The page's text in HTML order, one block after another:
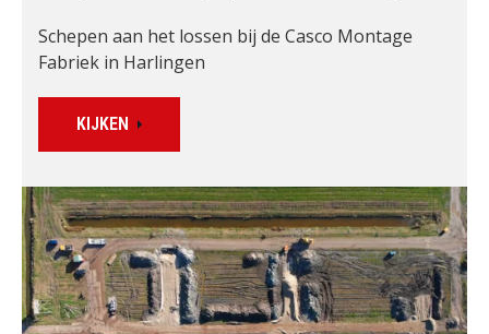
Schepen aan het lossen bij de Casco Montage
Fabriek in Harlingen
KIJKEN